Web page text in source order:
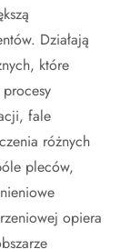
Działają
które
fale
różnych
pleców,
opiera